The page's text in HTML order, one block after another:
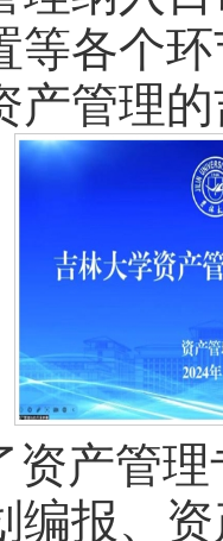
等各个
产管理
资产管
编报、